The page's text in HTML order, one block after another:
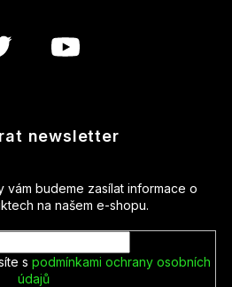
newsletter
vám budeme zasílat informace o
na našem e-shopu.
s podmínkami ochrany osobních
údajů